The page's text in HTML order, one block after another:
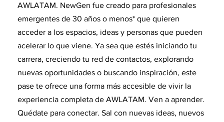
AWLATAM. NewGen fue creado para profesionales
emergentes de 30 años o menos* que quieren
acceder a los espacios, ideas y personas que pueden
acelerar lo que viene. Ya sea que estés iniciando tu
carrera, creciendo tu red de contactos, explorando
nuevas oportunidades o buscando inspiración, este
pase te ofrece una forma más accesible de vivir la
experiencia completa de AWLATAM. Ven a aprender.
Quédate para conectar. Sal con nuevas ideas, nuevos